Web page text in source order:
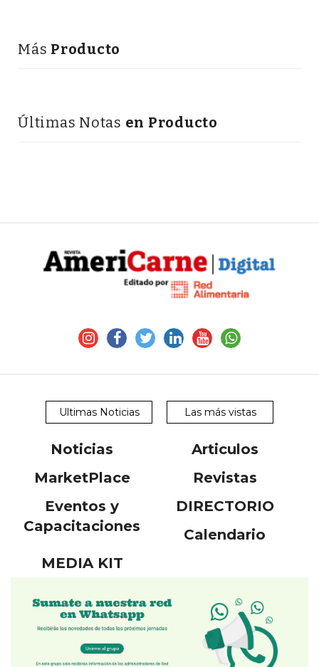
Más Producto
Últimas Notas en Producto
Ultimas Noticias Las más vistas
Noticias
Articulos
MarketPlace
Revistas
Eventos y
Capacitaciones
DIRECTORIO
Calendario
MEDIA KIT